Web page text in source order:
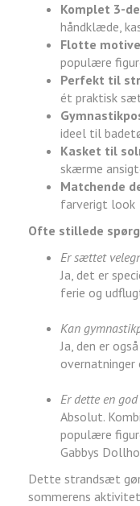
Komplet 3-
håndklæde,
Flotte
populære
Perfekt til
ét praktisk
ideel til
Kasket til
skærme
Matchende
farverigt look
Ofte stillede
Er sættet
Ja, det er
ferie og
Kan
Ja, den er
Er dette en
Absolut.
populære
Gabbys
Dette strandsæt
sommerens